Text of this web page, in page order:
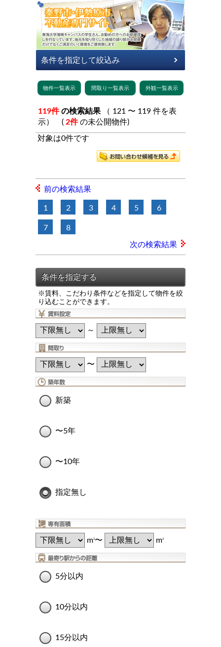
119件 の検索結果
示） ( 2件 の未公開物件)
対象は0件です
前の検索結果
1 2 3 4 5 6
7 8
次の検索結果
※賃料、こだわり条件などを指定して物件を絞
り込むことができます。
～
〜
新築
〜5年
〜10年
指定無し
m2〜 m2
5分以内
10分以内
15分以内